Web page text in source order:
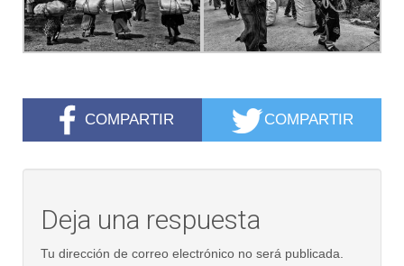
COMPARTIR COMPARTIR
Deja una respuesta
Tu dirección de correo electrónico no será publicada.